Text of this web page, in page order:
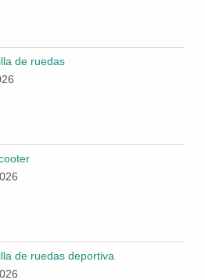
de ruedas
de ruedas deportiva